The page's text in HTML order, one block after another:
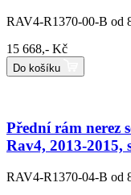
RAV4-R1370-00-B od
15 668,- Kč
Do košíku
Přední rám nerez
Rav4, 2013-2015,
RAV4-R1370-04-B od